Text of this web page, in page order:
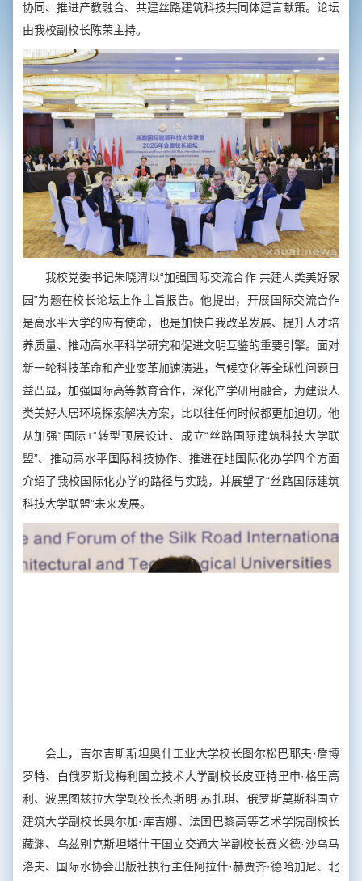
协同、推进产教融合、共建丝路建筑科技共同体建言献策。论坛
由我校副校长陈荣主持。
我校党委书记朱晓渭以“加强国际交流合作 共建人类美好家
园”为题在校长论坛上作主旨报告。他提出，开展国际交流合作
是高水平大学的应有使命，也是加快自我改革发展、提升人才培
养质量、推动高水平科学研究和促进文明互鉴的重要引擎。面对
新一轮科技革命和产业变革加速演进，气候变化等全球性问题日
益凸显，加强国际高等教育合作，深化产学研用融合，为建设人
类美好人居环境探索解决方案，比以往任何时候都更加迫切。他
从加强“国际+”转型顶层设计、成立“丝路国际建筑科技大学联
盟”、推动高水平国际科技协作、推进在地国际化办学四个方面
介绍了我校国际化办学的路径与实践，并展望了“丝路国际建筑
科技大学联盟”未来发展。
会上，吉尔吉斯斯坦奥什工业大学校长图尔松巴耶夫·詹博
罗特、白俄罗斯戈梅利国立技术大学副校长皮亚特里申·格里高
利、波黑图兹拉大学副校长杰斯明·苏扎琪、俄罗斯莫斯科国立
建筑大学副校长奥尔加·库吉娜、法国巴黎高等艺术学院副校长
藏渊、乌兹别克斯坦塔什干国立交通大学副校长赛义德·沙乌马
洛夫、国际水协会出版社执行主任阿拉什·赫贾齐·德哈加尼、北